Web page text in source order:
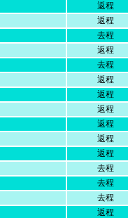
返程
返程
去程
返程
去程
返程
返程
返程
返程
返程
返程
去程
去程
去程
返程